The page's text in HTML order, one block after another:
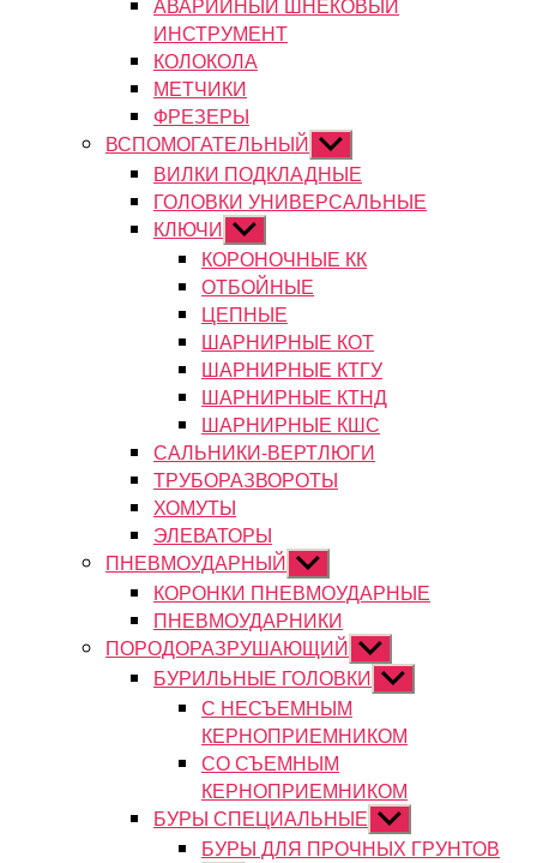
ИНСТРУМЕНТ
КОЛОКОЛА
МЕТЧИКИ
ФРЕЗЕРЫ
ВСПОМОГАТЕЛЬНЫЙ Показывать
подменю
ВИЛКИ ПОДКЛАДНЫЕ
ГОЛОВКИ УНИВЕРСАЛЬНЫЕ
КЛЮЧИ Показывать
подменю
КОРОНОЧНЫЕ КК
ОТБОЙНЫЕ
ЦЕПНЫЕ
ШАРНИРНЫЕ КОТ
ШАРНИРНЫЕ КТГУ
ШАРНИРНЫЕ КТНД
ШАРНИРНЫЕ КШС
САЛЬНИКИ-ВЕРТЛЮГИ
ТРУБОРАЗВОРОТЫ
ХОМУТЫ
ЭЛЕВАТОРЫ
ПНЕВМОУДАРНЫЙ Показывать
подменю
КОРОНКИ ПНЕВМОУДАРНЫЕ
ПНЕВМОУДАРНИКИ
ПОРОДОРАЗРУШАЮЩИЙ Показывать
подменю
БУРИЛЬНЫЕ ГОЛОВКИ Показывать
подменю
С НЕСЪЕМНЫМ
КЕРНОПРИЕМНИКОМ
СО СЪЕМНЫМ
КЕРНОПРИЕМНИКОМ
БУРЫ СПЕЦИАЛЬНЫЕ Показывать
подменю
БУРЫ ДЛЯ ПРОЧНЫХ ГРУНТОВ